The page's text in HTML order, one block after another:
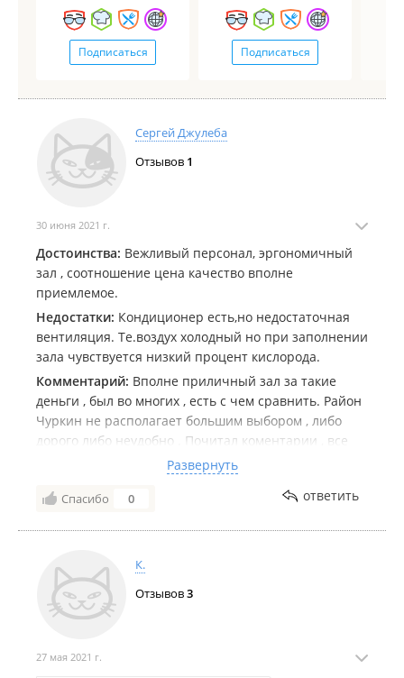
Подписаться Подписаться
Сергей Джулеба
Отзывов 1
30 июня 2021 г.
Достоинства: Вежливый персонал, эргономичный
зал , соотношение цена качество вполне
приемлемое.
Недостатки: Кондиционер есть,но недостаточная
вентиляция. Те.воздух холодный но при заполнении
зала чувствуется низкий процент кислорода.
Комментарий: Вполне приличный зал за такие
деньги , был во многих , есть с чем сравнить. Район
Чуркин не располагает большим выбором , либо
дорого либо неудобно . Почитал коментарии , все
как обычно, люди хотят премиум комплекс по цене
тренажерки. Персонального Тренера с мировым
именем по цене инструктора. Так не бывает.
Развернуть
Спасибо 0 ответить
К.
Отзывов3
27 мая 2021 г.